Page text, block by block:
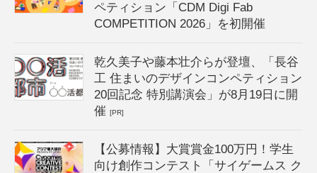
ペティション「CDM Digi Fab
COMPETITION 2026」を初開催
乾久美子や藤本壮介らが登壇、「長谷
工 住まいのデザインコンペティション
20回記念 特別講演会」が8月19日に開
催[PR]
【公募情報】大賞賞金100万円！学生
向け創作コンテスト「サイゲームス ク